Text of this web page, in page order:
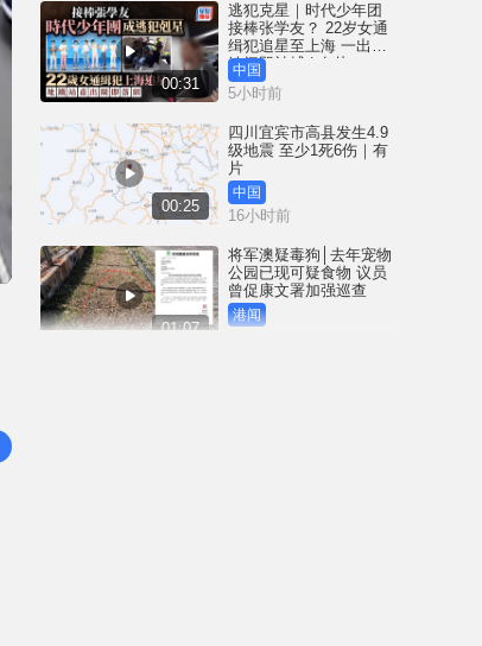
00:31
逃犯克星｜时代少年团
接棒张学友？ 22岁女通
缉犯追星至上海 一出地
铁闸即被捕 | 有片
中国
5小时前
00:25
四川宜宾市高县发生4.9
级地震 至少1死6伤｜有
片
中国
16小时前
01:07
将军澳疑毒狗│去年宠物
公园已现可疑食物 议员
曾促康文署加强巡查
港闻